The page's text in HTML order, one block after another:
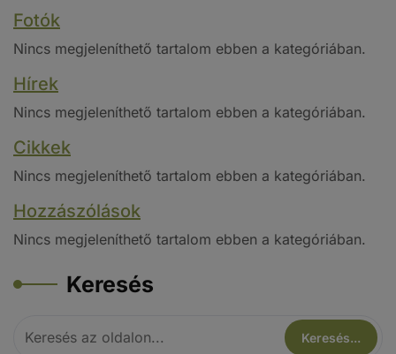
Fotók
Nincs megjeleníthető tartalom ebben a kategóriában.
Hírek
Nincs megjeleníthető tartalom ebben a kategóriában.
Cikkek
Nincs megjeleníthető tartalom ebben a kategóriában.
Hozzászólások
Nincs megjeleníthető tartalom ebben a kategóriában.
Keresés